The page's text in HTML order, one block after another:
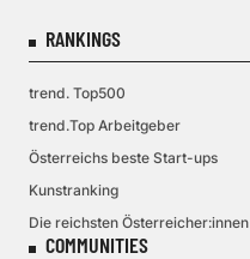
RANKINGS
trend. Top500
trend.Top Arbeitgeber
Österreichs beste Start-ups
Kunstranking
Die reichsten Österreicher:innen
COMMUNITIES